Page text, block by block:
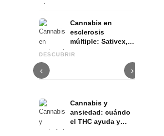
Cannabis en
esclerosis
múltiple: Sativex,
DESCUBRIR
‹
Cannabis y epilepsia: CBD,
Epidiolex y el estado actual
›
Cannabis y
ansiedad: cuándo
el THC ayuda y